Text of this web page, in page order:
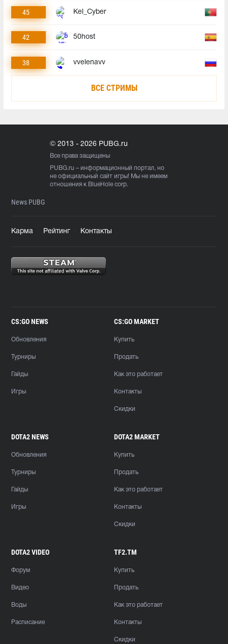
45 Kel_Cyber
42 50host
38 vvelenavv
ВСЕ СТРИМЫ
© 2013 - 2026 PUBG.ru
Все права защищены
PUBG.ru – информационный портал, но
не официальный сайт игры! Мы не имеем
отношения к BlueHole corp.
News PUBG
Карма Рейтинг Контакты
CS:GO NEWS
Обновления
Турниры
Гайды
Игры
CS:GO MARKET
Купить
Продать
Как это работает
Контакты
Скидки
DOTA2 NEWS
Обновления
Турниры
Гайды
Игры
DOTA2 MARKET
Купить
Продать
Как это работает
Контакты
Скидки
DOTA2 VIDEO
Форум
Видео
Воды
Расписание
TF2.TM
Купить
Продать
Как это работает
Контакты
Скидки